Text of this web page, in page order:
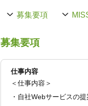
募集要項
募集要項
仕事内容
＜仕事内容＞
・自社Webサービスの